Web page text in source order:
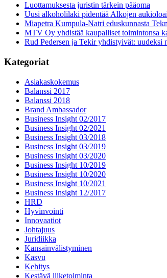
Luottamuksesta juristin tärkein pääoma
Uusi alkoholilaki pidentää Alkojen
Miapetra Kumpula-Natri eduskunnasta
MTV Oy yhdistää kaupalliset toimintonsa
Rud Pedersen ja Tekir yhdistyivät: uudeksi
Kategoriat
Asiakaskokemus
Balanssi 2017
Balanssi 2018
Brand Ambassador
Business Insight 02/2017
Business Insight 02/2021
Business Insight 03/2018
Business Insight 03/2019
Business Insight 03/2020
Business Insight 10/2019
Business Insight 10/2020
Business Insight 10/2021
Business Insight 12/2017
HRD
Hyvinvointi
Innovaatiot
Johtajuus
Juridiikka
Kansainvälistyminen
Kasvu
Kehitys
Kestävä liiketoiminta